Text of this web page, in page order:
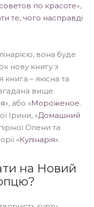
по красоте»,
те, чого насправді
вона буде
нову книгу з
– якісна та
вище
», або «Мороженое.
Ірини, «Домашний
Олени та
«Кулінарія».
на Новий